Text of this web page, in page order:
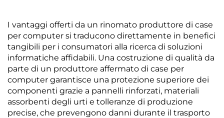
I vantaggi offerti da un rinomato produttore di case
per computer si traducono direttamente in benefici
tangibili per i consumatori alla ricerca di soluzioni
informatiche affidabili. Una costruzione di qualità da
parte di un produttore affermato di case per
computer garantisce una protezione superiore dei
componenti grazie a pannelli rinforzati, materiali
assorbenti degli urti e tolleranze di produzione
precise, che prevengono danni durante il trasporto